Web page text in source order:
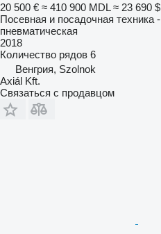
20 500 € ≈ 410 900 MDL ≈ 23 690 $
Посевная и посадочная техника
пневматическая
2018
Количество рядов 6
Венгрия, Szolnok
Axiál Kft.
Связаться с продавцом